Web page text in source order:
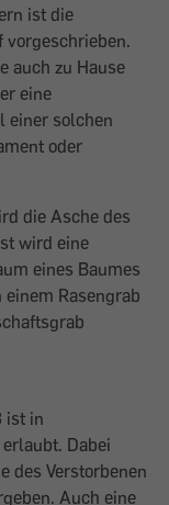
ist die
vorgeschrieben.
auch zu Hause
eine
einer solchen
oder
die Asche des
wird eine
eines Baumes
Rasengrab
ist in
Dabei
des Verstorbenen
Auch eine